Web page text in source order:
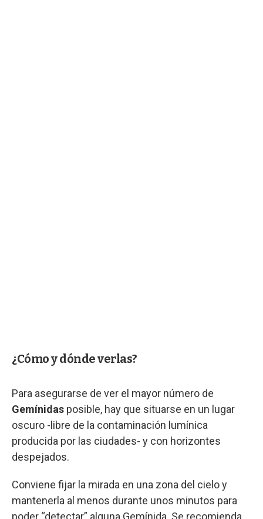
¿Cómo y dónde verlas?
Para asegurarse de ver el mayor número de
Gemínidas posible, hay que situarse en un lugar
oscuro -libre de la contaminación lumínica
producida por las ciudades- y con horizontes
despejados.
Conviene fijar la mirada en una zona del cielo y
mantenerla al menos durante unos minutos para
poder “detectar” alguna Gemínida. Se recomienda